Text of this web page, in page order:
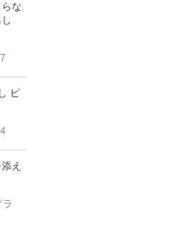
らな
ピ
え